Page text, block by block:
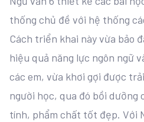
thống chủ đề với hệ thống
Cách triển khai này vừa bảo
hiệu quả năng lực ngôn ngữ
các em, vừa khơi gợi được
người học, qua đó bồi dưỡng
tính, phẩm chất tốt đẹp. Với